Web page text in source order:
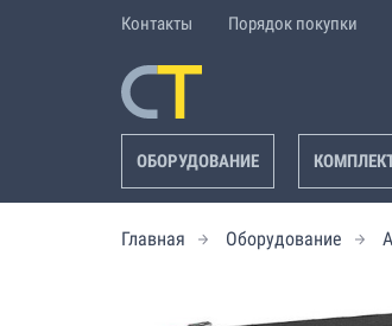
Контакты Порядок покупки
ОБОРУДОВАНИЕ
Главная Оборудование